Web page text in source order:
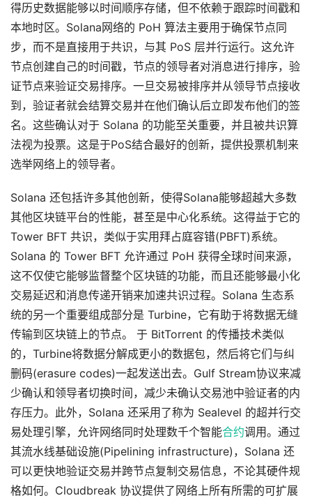
得历史数据能够以时间顺序存储，但不依赖于跟踪时间戳和
本地时区。Solana网络的 PoH 算法主要用于确保节点同
步，而不是直接用于共识，与其 PoS 层并行运行。这允许
节点创建自己的时间戳，节点的领导者对消息进行排序，验
证节点来验证交易排序。一旦交易被排序并从领导节点接收
到，验证者就会结算交易并在他们确认后立即发布他们的签
名。这些确认对于 Solana 的功能至关重要，并且被共识算
法视为投票。这是于PoS结合最好的创新，提供投票机制来
选举网络上的领导者。
Solana 还包括许多其他创新，使得Solana能够超越大多数
其他区块链平台的性能，甚至是中心化系统。这得益于它的
Tower BFT 共识，类似于实用拜占庭容错(PBFT)系统。
Solana 的 Tower BFT 允许通过 PoH 获得全球时间来源，
这不仅使它能够监督整个区块链的功能，而且还能够最小化
交易延迟和消息传递开销来加速共识过程。Solana 生态系
统的另一个重要组成部分是 Turbine，它有助于将数据无缝
传输到区块链上的节点。 于 BitTorrent 的传播技术类似
的，Turbine将数据分解成更小的数据包，然后将它们与纠
删码(erasure codes)一起发送出去。Gulf Stream协议来减
少确认和领导者切换时间，减少未确认交易池中验证者的内
存压力。此外，Solana 还采用了称为 Sealevel 的超并行交
易处理引擎，允许网络同时处理数千个智能合约调用。通过
其流水线基础设施(Pipelining infrastructure)，Solana 还
可以更快地验证交易并跨节点复制交易信息，不论其硬件规
格如何。Cloudbreak 协议提供了网络上所有所需的可扩展